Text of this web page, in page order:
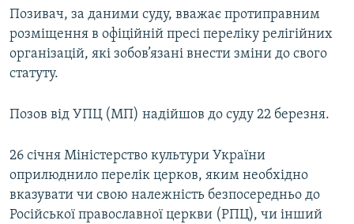
Позивач, за даними суду, вважає протиправним
розміщення в офіційній пресі переліку релігійних
організацій, які зобов’язані внести зміни до свого
статуту.
Позов від УПЦ (МП) надійшов до суду 22 березня.
26 січня Міністерство культури України
оприлюднило перелік церков, яким необхідно
вказувати чи свою належність безпосередньо до
Російської православної церкви (РПЦ), чи інший